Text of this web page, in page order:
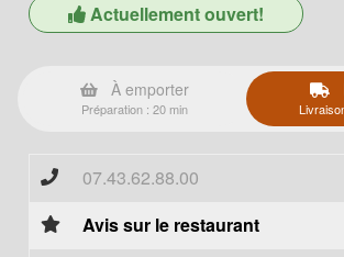
Actuellement ouvert!
À emporter
Préparation : 20 min
07.43.62.88.00
Avis sur le restaurant